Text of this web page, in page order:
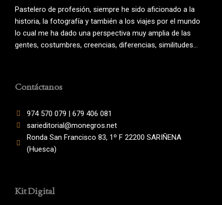
Pastelero de profesión, siempre he sido aficionado a la
historia, la fotografía y también a los viajes por el mundo
lo cual me ha dado una perspectiva muy amplia de las
gentes, costumbres, creencias, diferencias, similitudes…
Contáctanos
974 570 079 | 679 406 081
sarieditorial@monegros.net
Ronda San Francisco 83, 1º F 22200 SARIÑENA
(Huesca)
Kit Digital